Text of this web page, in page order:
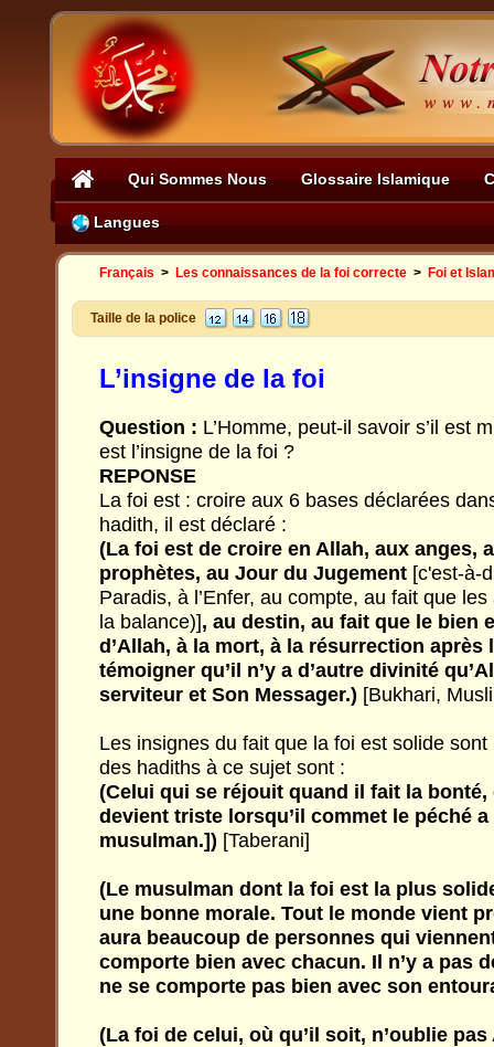
Qui Sommes Nous Glossaire Islamique
Langues
Français > Les connaissances de la foi correcte > Foi et
Taille de la police
L’insigne de la foi
Question : L’Homme, peut-il savoir s’il est
est l’insigne de la foi ?
REPONSE
La foi est : croire aux 6 bases déclarées
hadith, il est déclaré :
(La foi est de croire en Allah, aux anges,
prophètes, au Jour du Jugement [c'est-à-
Paradis, à l’Enfer, au compte, au fait que
la balance)], au destin, au fait que le bien
d’Allah, à la mort, à la résurrection après
témoigner qu’il n’y a d’autre divinité
serviteur et Son Messager.) [Bukhari,
Les insignes du fait que la foi est solide
des hadiths à ce sujet sont :
(Celui qui se réjouit quand il fait la
devient triste lorsqu’il commet le péché
musulman.]) [Taberani]
(Le musulman dont la foi est la plus
une bonne morale. Tout le monde vient
aura beaucoup de personnes qui
comporte bien avec chacun. Il n’y a pas
ne se comporte pas bien avec son
(La foi de celui, où qu’il soit, n’oublie